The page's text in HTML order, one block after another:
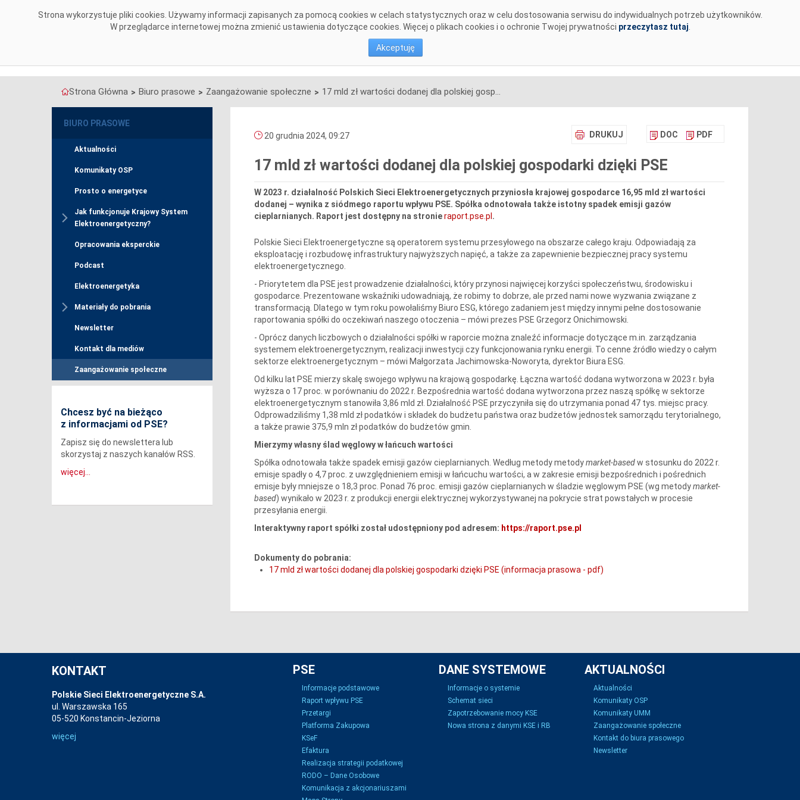
Strona wykorzystuje pliki cookies. Używamy informacji zapisanych za pomocą cookies w celach statystycznych oraz w celu dostosowania serwisu do indywidualnych potrzeb użytkowników.
W przeglądarce internetowej można zmienić ustawienia dotyczące cookies. Więcej o plikach cookies i o ochronie Twojej prywatności przeczytasz tutaj
Akceptuję
O NAS OBSZARY DZIAŁALNOŚCI DANE SYSTEMOWE KONSULTACJE INWESTYCJE DOKUMENTY BIURO PRASOWE KARIERA
Strona Główna > Biuro prasowe > Zaangażowanie społeczne > 17 mld zł wartości dodanej dla polskiej gospodarki dzięki PSE
BIURO PRASOWE
Aktualności
Komunikaty OSP
Prosto o energetyce
Jak funkcjonuje Krajowy System
Elektroenergetyczny?
Opracowania eksperckie
Podcast
Elektroenergetyka
Materiały do pobrania
Newsletter
Kontakt dla mediów
Zaangażowanie społeczne
Chcesz być na bieżąco
z informacjami od PSE?
Zapisz się do newslettera lub
skorzystaj z naszych kanałów RSS.
więcej...
DRUKUJ DOC PDF
20 grudnia 2024, 09:27
17 mld zł wartości dodanej dla polskiej gospodarki dzięki PSE
W 2023 r. działalność Polskich Sieci Elektroenergetycznych przyniosła krajowej gospodarce 16,95 mld zł wartości
dodanej – wynika z siódmego raportu wpływu PSE. Spółka odnotowała także istotny spadek emisji gazów
cieplarnianych. Raport jest dostępny na stronieraport.pse.pl .
Polskie Sieci Elektroenergetyczne są operatorem systemu przesyłowego na obszarze całego kraju. Odpowiadają za
eksploatację i rozbudowę infrastruktury najwyższych napięć, a także za zapewnienie bezpiecznej pracy systemu
elektroenergetycznego.
- Priorytetem dla PSE jest prowadzenie działalności, który przynosi najwięcej korzyści społeczeństwu, środowisku i
gospodarce. Prezentowane wskaźniki udowadniają, że robimy to dobrze, ale przed nami nowe wyzwania związane z
transformacją. Dlatego w tym roku powołaliśmy Biuro ESG, którego zadaniem jest między innymi pełne dostosowanie
raportowania spółki do oczekiwań naszego otoczenia – mówi prezes PSE Grzegorz Onichimowski.
- Oprócz danych liczbowych o działalności spółki w raporcie można znaleźć informacje dotyczące m.in. zarządzania
systemem elektroenergetycznym, realizacji inwestycji czy funkcjonowania rynku energii. To cenne źródło wiedzy o całym
sektorze elektroenergetycznym – mówi Małgorzata Jachimowska-Noworyta, dyrektor Biura ESG.
Od kilku lat PSE mierzy skalę swojego wpływu na krajową gospodarkę. Łączna wartość dodana wytworzona w 2023 r. była
wyższa o 17 proc. w porównaniu do 2022 r. Bezpośrednia wartość dodana wytworzona przez naszą spółkę w sektorze
elektroenergetycznym stanowiła 3,86 mld zł. Działalność PSE przyczyniła się do utrzymania ponad 47 tys. miejsc pracy.
Odprowadziliśmy 1,38 mld zł podatków i składek do budżetu państwa oraz budżetów jednostek samorządu terytorialnego,
a także prawie 375,9 mln zł podatków do budżetów gmin.
Mierzymy własny ślad węglowy w łańcuch wartości
Spółka odnotowała także spadek emisji gazów cieplarnianych. Według metody metodymarket-basedw stosunku do 2022 r.
emisje spadły o 4,7 proc. z uwzględnieniem emisji w łańcuchu wartości, a w zakresie emisji bezpośrednich i pośrednich
emisje były mniejsze o 18,3 proc. Ponad 76 proc. emisji gazów cieplarnianych w śladzie węglowym PSE (wg metodymarket-
based) wynikało w 2023 r. z produkcji energii elektrycznej wykorzystywanej na pokrycie strat powstałych w procesie
przesyłania energii.
Interaktywny raport spółki został udostępniony pod adresem: https://raport.pse.pl
Dokumenty do pobrania:
17 mld zł wartości dodanej dla polskiej gospodarki dzięki PSE (informacja prasowa - pdf)
KONTAKT
Polskie Sieci Elektroenergetyczne S.A.
ul. Warszawska 165
05-520 Konstancin-Jeziorna
więcej
PSE
Informacje podstawowe
Raport wpływu PSE
Przetargi
Platforma Zakupowa
KSeF
Efaktura
Realizacja strategii podatkowej
RODO – Dane Osobowe
Komunikacja z akcjonariuszami
DANE SYSTEMOWE
Informacje o systemie
Schemat sieci
Zapotrzebowanie mocy KSE
Nowa strona z danymi KSE i RB
AKTUALNOŚCI
Aktualności
Komunikaty OSP
Komunikaty UMM
Zaangażowanie społeczne
Kontakt do biura prasowego
Newsletter